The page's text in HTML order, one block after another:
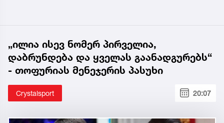
„ილია ისევ ნომერ პირველია,
დაბრუნდება და ყველას გაანადგურებს“
- თოფურიას მენეჯერის პასუხი
Crystalsport 20:07